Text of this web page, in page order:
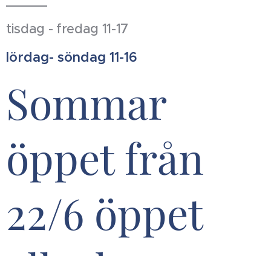
tisdag - fredag 11-17
lördag- söndag 11-16
Sommar
öppet från
22/6 öppet